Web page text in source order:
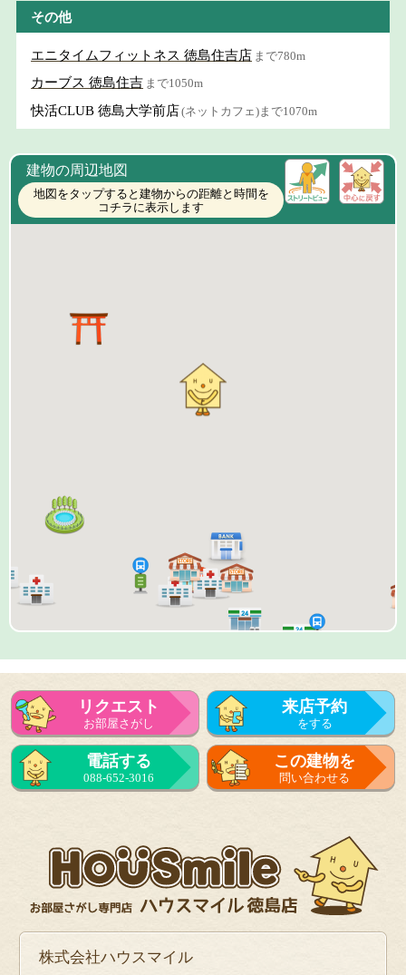
その他
エニタイムフィットネス 徳島住吉店 まで780m
カーブス 徳島住吉 まで1050m
快活CLUB 徳島大学前店(ネットカフェ)まで1070m
建物の周辺地図
地図をタップすると建物からの距離と時間を
コチラに表示します
リクエスト
お部屋さがし
来店予約
をする
来店予約
をする
電話する
088-652-3016
この建物を
問い合わせる
株式会社ハウスマイル